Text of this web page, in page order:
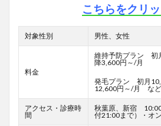
こちらをクリッ
対象性別 男性、女性
料金
維持予防プラン 初
降3,600円～/月
発毛プラン 初月
12,600円～/月 など
アクセス・診療時
間
秋葉原、新宿
付21:00まで）・オ